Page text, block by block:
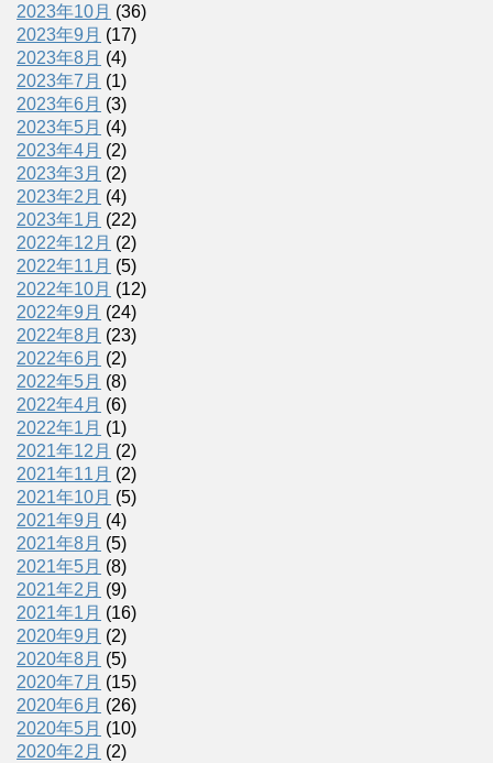
2023年10月 (36)
2023年9月 (17)
2023年8月 (4)
2023年7月 (1)
2023年6月 (3)
2023年5月 (4)
2023年4月 (2)
2023年3月 (2)
2023年2月 (4)
2023年1月 (22)
2022年12月 (2)
2022年11月 (5)
2022年10月 (12)
2022年9月 (24)
2022年8月 (23)
2022年6月 (2)
2022年5月 (8)
2022年4月 (6)
2022年1月 (1)
2021年12月 (2)
2021年11月 (2)
2021年10月 (5)
2021年9月 (4)
2021年8月 (5)
2021年5月 (8)
2021年2月 (9)
2021年1月 (16)
2020年9月 (2)
2020年8月 (5)
2020年7月 (15)
2020年6月 (26)
2020年5月 (10)
2020年2月 (2)